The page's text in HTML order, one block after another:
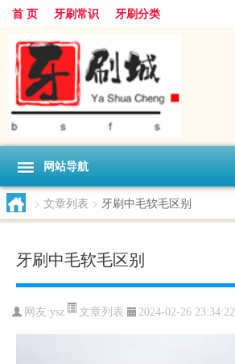
首 页 牙刷常识 牙刷分类
网站导航
> 文章列表 > 牙刷中毛软毛区别
牙刷中毛软毛区别
网友:ysz 文章列表 2024-02-26 23:34:22